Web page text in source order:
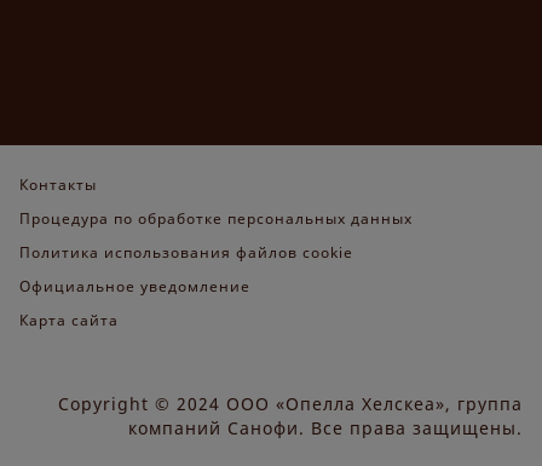
Контакты
Процедура по обработке персональных данных
Политика использования файлов cookie
Официальное уведомление
Карта сайта
Copyright © 2024 ООО «Опелла Хелскеа», группа
компаний Санофи. Все права защищены.